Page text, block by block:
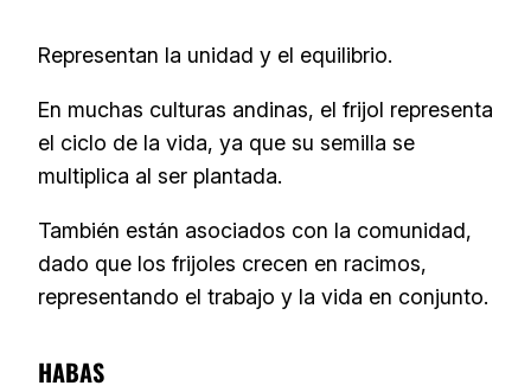
Representan la unidad y el equilibrio.
En muchas culturas andinas, el frijol representa
el ciclo de la vida, ya que su semilla se
multiplica al ser plantada.
También están asociados con la comunidad,
dado que los frijoles crecen en racimos,
representando el trabajo y la vida en conjunto.
HABAS